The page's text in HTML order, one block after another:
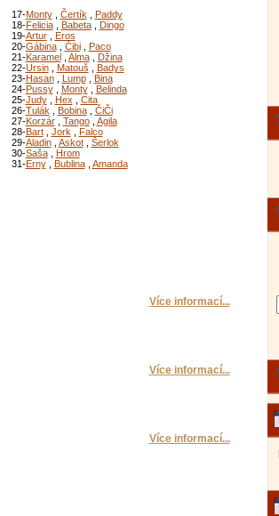
17-Monty, Čertík
Paddy
18-Felicia, Babeta, Dingo
19-Artur, Eros
20-Gábina, Čibi, Paco
21-Karamel, Alma, Džina
22-Ursin, Matouš
Badys
23-Hasan, Lump, Bina
24-Pussy, Monty, Belinda
25-Judy, Hex
Cita
26-Tulák Bobina, ČiČi
27-Korzár, Tango, Agila
28-Bart, Jork
Falco
29-Aladin, Askot, Šerlok
30-Saša, Hrom
31-Erny, Bublina, Amanda
Více informací...
Více informací...
Více informací...